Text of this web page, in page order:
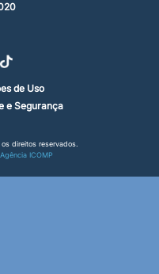
de Uso
e Segurança
direitos reservados.
Agência ICOMP